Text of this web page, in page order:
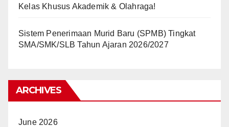
Kelas Khusus Akademik & Olahraga!
Sistem Penerimaan Murid Baru (SPMB) Tingkat
SMA/SMK/SLB Tahun Ajaran 2026/2027
ARCHIVES
June 2026